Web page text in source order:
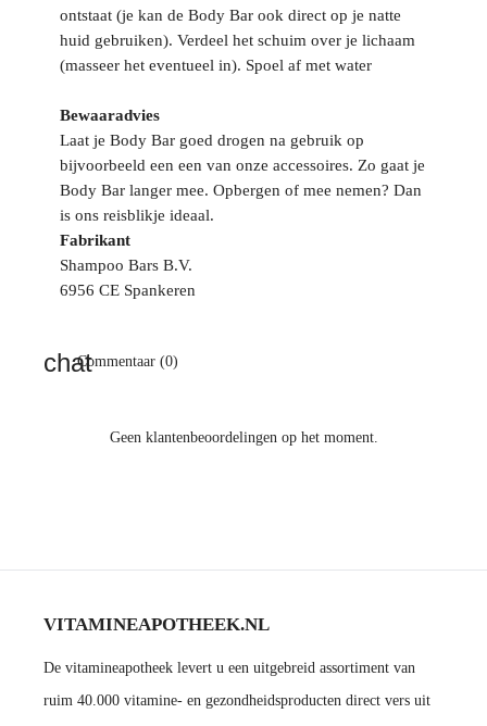
ontstaat (je kan de Body Bar ook direct op je natte
huid gebruiken). Verdeel het schuim over je lichaam
(masseer het eventueel in). Spoel af met water
Bewaaradvies
Laat je Body Bar goed drogen na gebruik op
bijvoorbeeld een een van onze accessoires. Zo gaat je
Body Bar langer mee. Opbergen of mee nemen? Dan
is ons reisblikje ideaal.
Fabrikant
Shampoo Bars B.V.
6956 CE Spankeren
Commentaar (0)
Geen klantenbeoordelingen op het moment.
VITAMINEAPOTHEEK.NL
De vitamineapotheek levert u een uitgebreid assortiment van
ruim 40.000 vitamine- en gezondheidsproducten direct vers uit